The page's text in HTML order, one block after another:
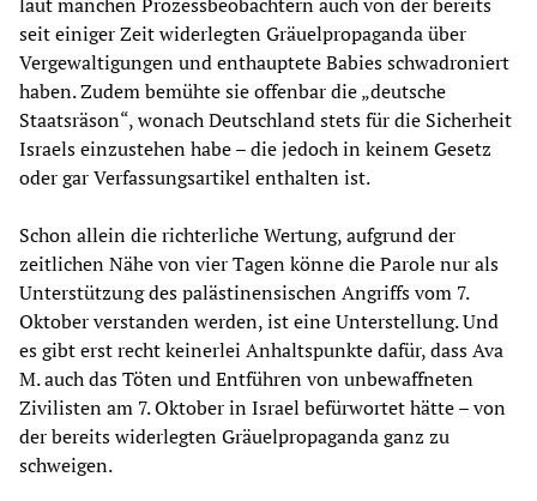
seit einiger Zeit widerlegten Gräuelpropaganda über
Vergewaltigungen und enthauptete Babies schwadroniert
haben. Zudem bemühte sie offenbar die „deutsche
Staatsräson“, wonach Deutschland stets für die Sicherheit
Israels einzustehen habe – die jedoch in keinem Gesetz
oder gar Verfassungsartikel enthalten ist.
Schon allein die richterliche Wertung, aufgrund der
zeitlichen Nähe von vier Tagen könne die Parole nur als
Unterstützung des palästinensischen Angriffs vom 7.
Oktober verstanden werden, ist eine Unterstellung. Und
es gibt erst recht keinerlei Anhaltspunkte dafür, dass Ava
M. auch das Töten und Entführen von unbewaffneten
Zivilisten am 7. Oktober in Israel befürwortet hätte – von
der bereits widerlegten Gräuelpropaganda ganz zu
schweigen.